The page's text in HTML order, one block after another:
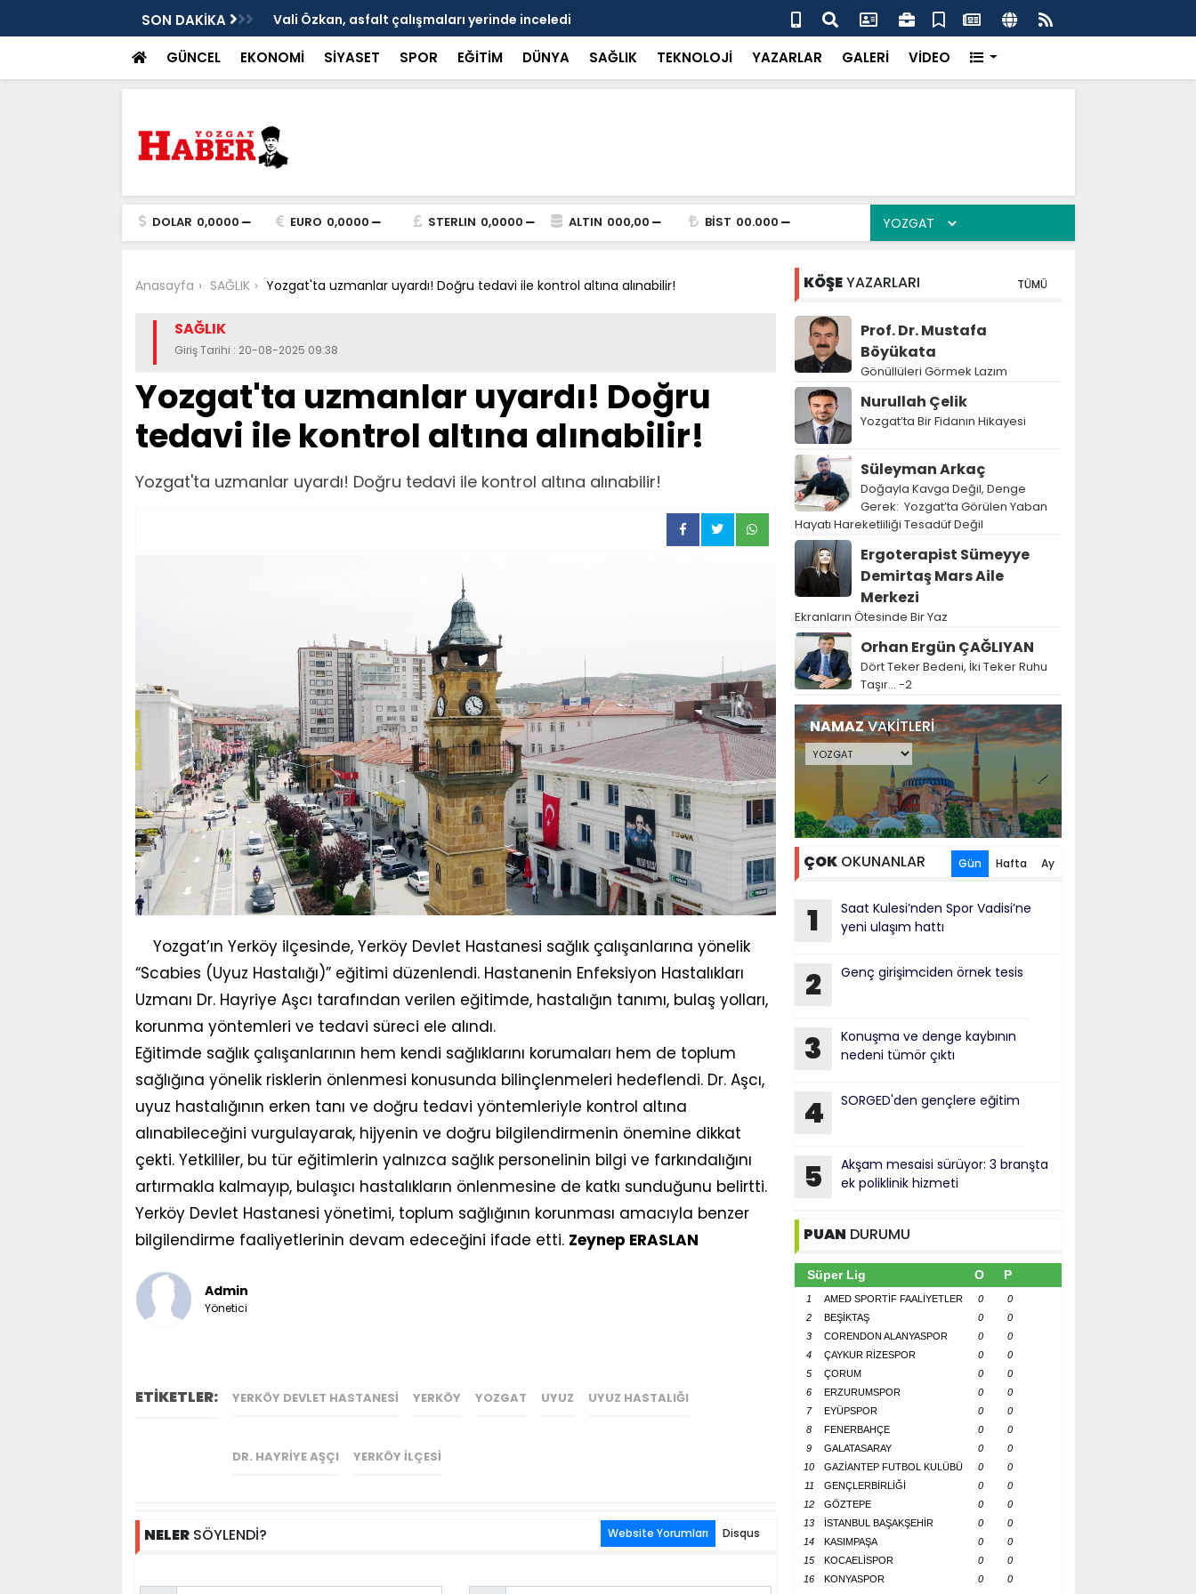
SON DAKİKA Vali Özkan, asfalt çalışmaları yerinde inceledi Bakan Gürlek’ten “Tek Çatı” mesajı
GÜNCEL EKONOMİ SİYASET SPOR EĞİTİM DÜNYA SAĞLIK TEKNOLOJİ YAZARLAR GALERİ VİDEO
DOLAR 0,0000 EURO 0,0000 STERLIN 0,0000 ALTIN 000,00 BİST 00.000
Anasayfa SAĞLIK Yozgat'ta uzmanlar uyardı! Doğru tedavi ile kontrol altına alınabilir!
SAĞLIK
Giriş Tarihi : 20-08-2025 09:38
Yozgat'ta uzmanlar uyardı! Doğru
tedavi ile kontrol altına alınabilir!
Yozgat'ta uzmanlar uyardı! Doğru tedavi ile kontrol altına alınabilir!
Yozgat’ın Yerköy ilçesinde, Yerköy Devlet Hastanesi sağlık çalışanlarına yönelik
“Scabies (Uyuz Hastalığı)” eğitimi düzenlendi. Hastanenin Enfeksiyon Hastalıkları
Uzmanı Dr. Hayriye Aşcı tarafından verilen eğitimde, hastalığın tanımı, bulaş yolları,
korunma yöntemleri ve tedavi süreci ele alındı.
Eğitimde sağlık çalışanlarının hem kendi sağlıklarını korumaları hem de toplum
sağlığına yönelik risklerin önlenmesi konusunda bilinçlenmeleri hedeflendi. Dr. Aşcı,
uyuz hastalığının erken tanı ve doğru tedavi yöntemleriyle kontrol altına
alınabileceğini vurgulayarak, hijyenin ve doğru bilgilendirmenin önemine dikkat
çekti. Yetkililer, bu tür eğitimlerin yalnızca sağlık personelinin bilgi ve farkındalığını
artırmakla kalmayıp, bulaşıcı hastalıkların önlenmesine de katkı sunduğunu belirtti.
Yerköy Devlet Hastanesi yönetimi, toplum sağlığının korunması amacıyla benzer
bilgilendirme faaliyetlerinin devam edeceğini ifade etti. Zeynep ERASLAN
Admin
Yönetici
ETİKETLER: YERKÖY DEVLET HASTANESI YERKÖY YOZGAT UYUZ UYUZ HASTALIĞI
DR. HAYRIYE AŞÇI YERKÖY İLÇESI
NELERSÖYLENDİ? Website Yorumları Disqus
KÖŞEYAZARLARI TÜMÜ
Prof. Dr. Mustafa
Böyükata
Gönüllüleri Görmek Lazım
Nurullah Çelik
Yozgat’ta Bir Fidanın Hikayesi
Süleyman Arkaç
Doğayla Kavga Değil, Denge
Gerek: Yozgat’ta Görülen Yaban
Hayatı Hareketliliği Tesadüf Değil
Ergoterapist Sümeyye
Demirtaş Mars Aile
Merkezi
Ekranların Ötesinde Bir Yaz
Orhan Ergün ÇAĞLIYAN
Dört Teker Bedeni, İki Teker Ruhu
Taşır… -2
NAMAZVAKİTLERİ
ÇOKOKUNANLAR Gün Hafta Ay
1
Saat Kulesi’nden Spor Vadisi’ne
yeni ulaşım hattı
2 Genç girişimciden örnek tesis
3
Konuşma ve denge kaybının
nedeni tümör çıktı
4 SORGED'den gençlere eğitim
5
Akşam mesaisi sürüyor: 3 branşta
ek poliklinik hizmeti
PUAN DURUMU
Süper Lig O P
1 AMED SPORTİF FAALİYETLER 0
0
2
BEŞİKTAŞ 0
0
3
CORENDON ALANYASPOR 0
0
4
ÇAYKUR RİZESPOR 0
0
5
ÇORUM 0
0
6
ERZURUMSPOR 0
0
7
EYÜPSPOR 0
0
8
FENERBAHÇE 0
0
9
GALATASARAY 0
0
10
GAZİANTEP FUTBOL KULÜBÜ 0
0
11
GENÇLERBİRLİĞİ 0
0
12
GÖZTEPE 0
0
13
İSTANBUL BAŞAKŞEHİR 0
0
14
KASIMPAŞA 0
0
15
KOCAELİSPOR 0
0
16
KONYASPOR 0
0